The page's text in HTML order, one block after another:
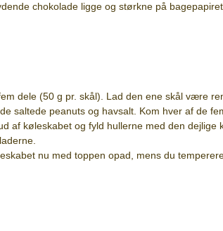
chokolade ligge og størkne på
dele (50 g pr. skål). Lad den ene skål være
saltede peanuts og havsalt. Kom hver af de
af køleskabet og fyld hullerne med den
nu med toppen opad, mens du